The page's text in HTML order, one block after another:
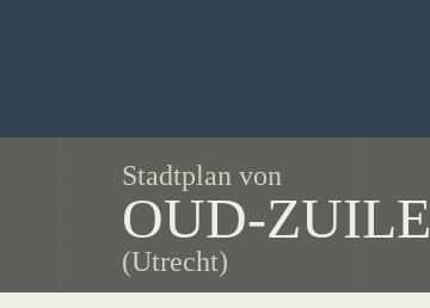
Stadtplan von
OUD-
(Utrecht)